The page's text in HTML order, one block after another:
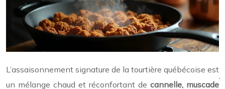
L’assaisonnement signature de la tourtière québécoise est
un mélange chaud et réconfortant de cannelle, muscade